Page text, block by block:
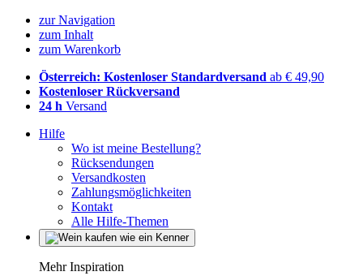
zur Navigation
zum Inhalt
zum Warenkorb
Österreich: Kostenloser Standardversand ab € 49,90
Kostenloser Rückversand
24 h Versand
Hilfe
Wo ist meine Bestellung?
Rücksendungen
Versandkosten
Zahlungsmöglichkeiten
Kontakt
Alle Hilfe-Themen
Mehr Inspiration